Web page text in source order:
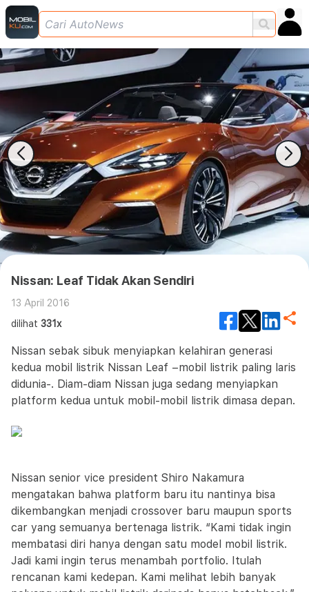
Nissan: Leaf Tidak Akan Sendiri
13 April 2016
dilihat 331x
Nissan sebak sibuk menyiapkan kelahiran generasi
kedua mobil listrik Nissan Leaf –mobil listrik paling laris
didunia-. Diam-diam Nissan juga sedang menyiapkan
platform kedua untuk mobil-mobil listrik dimasa depan.
Nissan senior vice president Shiro Nakamura
mengatakan bahwa platform baru itu nantinya bisa
dikembangkan menjadi crossover baru maupun sports
car yang semuanya bertenaga listrik. “Kami tidak ingin
membatasi diri hanya dengan satu model mobil listrik.
Jadi kami ingin terus menambah portfolio. Itulah
rencanan kami kedepan. Kami melihat lebih banyak